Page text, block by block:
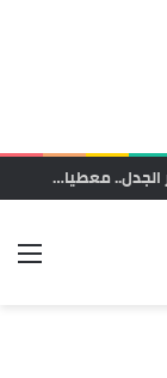
مباراة توظيف بالمركز الجهوي للاستثمار تثير الجدل.. معطيات حول محاولة “تفصيل المنصب” لفائدة مستخدمة مقربة